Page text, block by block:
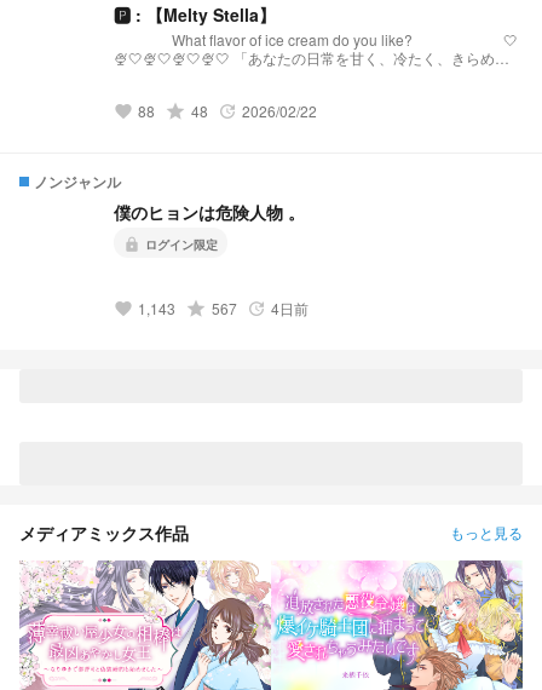
🅿︎ : 【Melty Stella】
What flavor of ice cream do you like? 🤍
🍨🤍🍨🤍🍨🤍🍨🤍 「あなたの日常を甘く、冷たく、きらめか
届けるプリチューバ事務所です。 略称:メルステ 事務
favorite 88 grade 48 update 2026/02/22
ノンジャンル
僕のヒョンは危険人物 。
lock ログイン限定
favorite 1,143 grade 567 update 4日前
メディアミックス作品 もっと見る